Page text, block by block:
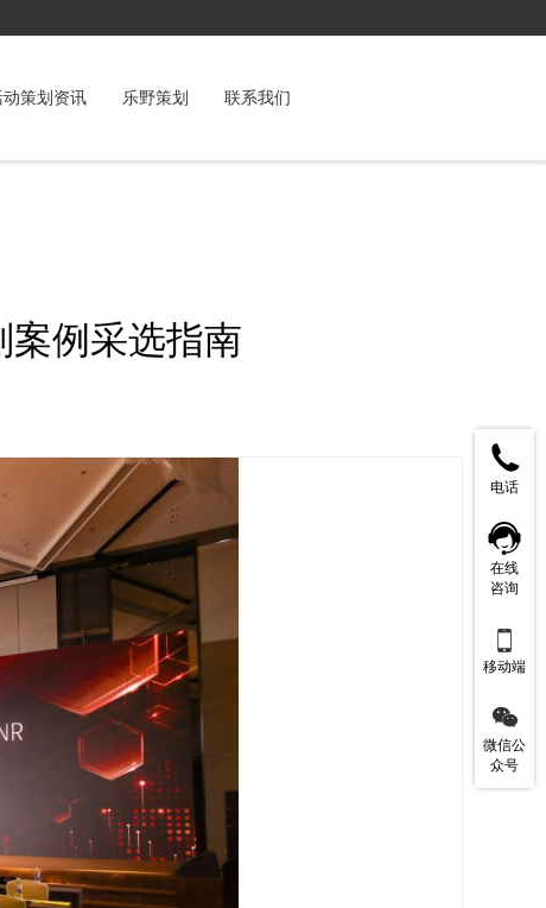
动策划资讯 乐野策划 联系我们
案例采选指南
电话
在线
咨询

移动端

微信公
众号